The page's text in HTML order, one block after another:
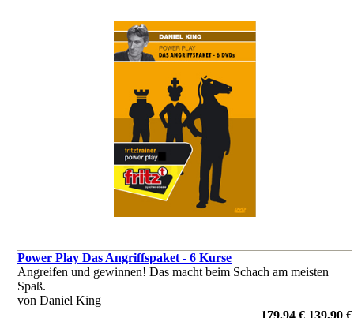
Power Play Das Angriffspaket - 6 Kurse
Angreifen und gewinnen! Das macht beim Schach am meisten
Spaß.
von Daniel King
179,94 € 139,90 €